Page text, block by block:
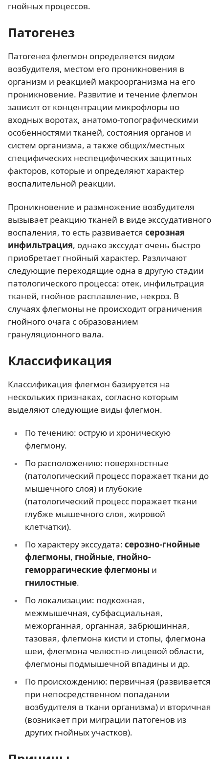
гнойных процессов.
Патогенез
Патогенез флегмон определяется видом
возбудителя, местом его проникновения в
организм и реакцией макроорганизма на его
проникновение. Развитие и течение флегмон
зависит от концентрации микрофлоры во
входных воротах, анатомо-топографическими
особенностями тканей, состояния органов и
систем организма, а также общих/местных
специфических неспецифических защитных
факторов, которые и определяют характер
воспалительной реакции.
Проникновение и размножение возбудителя
вызывает реакцию тканей в виде экссудативного
воспаления, то есть развивается серозная
инфильтрация, однако экссудат очень быстро
приобретает гнойный характер. Различают
следующие переходящие одна в другую стадии
патологического процесса: отек, инфильтрация
тканей, гнойное расплавление, некроз. В
случаях флегмоны не происходит ограничения
гнойного очага с образованием
грануляционного вала.
Классификация
Классификация флегмон базируется на
нескольких признаках, согласно которым
выделяют следующие виды флегмон.
По течению: острую и хроническую
флегмону.
По расположению: поверхностные
(патологический процесс поражает ткани до
мышечного слоя) и глубокие
(патологический процесс поражает ткани
глубже мышечного слоя, жировой
клетчатки).
По характеру экссудата: серозно-гнойные
флегмоны, гнойные, гнойно-
геморрагические флегмоныи
гнилостные.
По локализации: подкожная,
межмышечная, субфасциальная,
межорганная, органная, забрюшинная,
тазовая, флегмона кисти и стопы, флегмона
шеи, флегмона челюстно-лицевой области,
флегмоны подмышечной впадины и др.
По происхождению: первичная (развивается
при непосредственном попадании
возбудителя в ткани организма) и вторичная
(возникает при миграции патогенов из
других гнойных участков).